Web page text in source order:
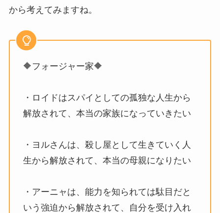
から考えてみますね。
🔶フォージャー家🔶
・ロイドはスパイとしての孤独な人生から
解放されて、本当の家族になっていきたい
・ヨルさんは、殺し屋として生きていく人
生から解放されて、本当の母親になりたい
・アーニャは、能力を知られては駄目だと
いう強迫から解放されて、自分を受け入れ